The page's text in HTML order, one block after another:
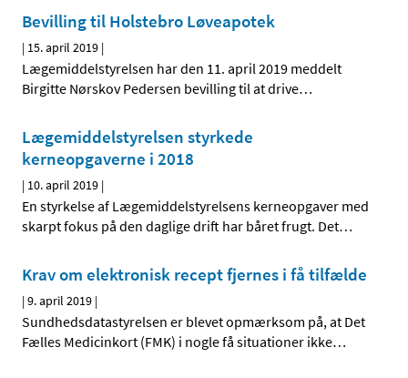
Bevilling til Holstebro Løveapotek
| 15. april 2019 |
Lægemiddelstyrelsen har den 11. april 2019 meddelt
Birgitte Nørskov Pedersen bevilling til at drive…
Lægemiddelstyrelsen styrkede
kerneopgaverne i 2018
| 10. april 2019 |
En styrkelse af Lægemiddelstyrelsens kerneopgaver med
skarpt fokus på den daglige drift har båret frugt. Det…
Krav om elektronisk recept fjernes i få tilfælde
|9. april 2019 |
Sundhedsdatastyrelsen er blevet opmærksom på, at Det
Fælles Medicinkort (FMK) i nogle få situationer ikke…